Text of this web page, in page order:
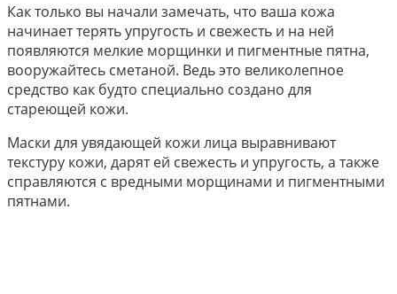
Как только вы начали замечать, что ваша кожа
начинает терять упругость и свежесть и на ней
появляются мелкие морщинки и пигментные пятна,
вооружайтесь сметаной. Ведь это великолепное
средство как будто специально создано для
стареющей кожи.
Маски для увядающей кожи лица выравнивают
текстуру кожи, дарят ей свежесть и упругость, а также
справляются с вредными морщинами и пигментными
пятнами.